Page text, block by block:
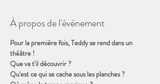
À propos de l'événement
Pour la première fois, Teddy se rend dans un
théâtre !
Que va t'il découvrir ?
Qu'est ce qui se cache sous les planches ?